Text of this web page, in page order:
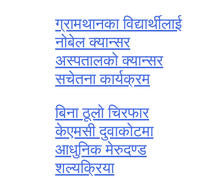
ग्रामथानका विद्यार्थीलाई
नोबेल क्यान्सर
अस्पतालको क्यान्सर
सचेतना कार्यक्रम
बिना ठूलो चिरफार
केएमसी दुवाकोटमा
आधुनिक मेरुदण्ड
शल्यक्रिया